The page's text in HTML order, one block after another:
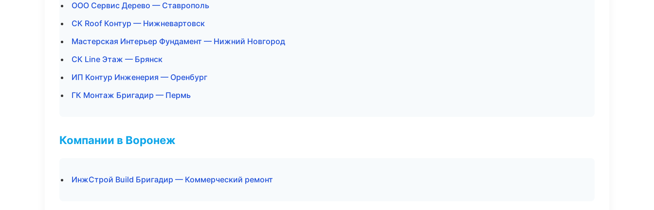
ООО Сервис Дерево — Ставрополь
СК Roof Контур — Нижневартовск
Мастерская Интерьер Фундамент — Нижний Новгород
СК Line Этаж — Брянск
ИП Контур Инженерия — Оренбург
ГК Монтаж Бригадир — Пермь
Компании в Воронеж
ИнжСтрой Build Бригадир — Коммерческий ремонт